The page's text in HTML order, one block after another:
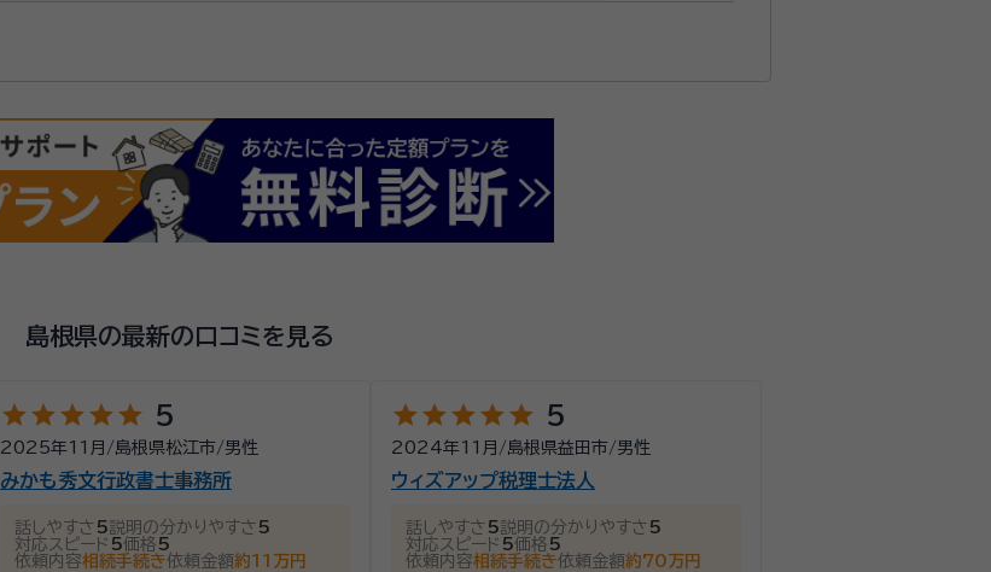
島根県の最新の口コミを見る
starstarstarstarstar 5
2025年11月 /島根県松江市/男性
みかも秀文行政書士事務所
話しやすさ 5説明の分かりやすさ 5
対応スピード 5価格 5
依頼内容相続手続き依頼金額約11万円
starstarstarstarstar 5
2024年11月 /島根県益田市/男性
ウィズアップ税理士法人
話しやすさ 5説明の分かりやすさ 5
対応スピード 5価格 5
依頼内容相続手続き依頼金額約70万円